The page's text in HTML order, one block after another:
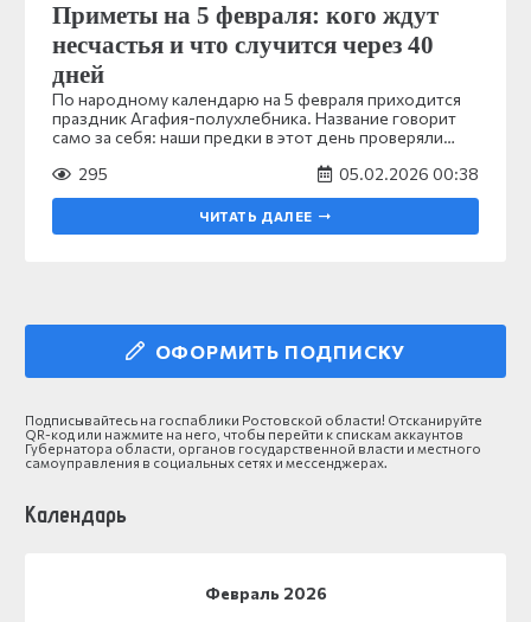
Приметы на 5 февраля: кого ждут
несчастья и что случится через 40
дней
По народному календарю на 5 февраля приходится
праздник Агафия-полухлебника. Название говорит
само за себя: наши предки в этот день проверяли…
295
05.02.2026 00:38
ЧИТАТЬ ДАЛЕЕ
ОФОРМИТЬ ПОДПИСКУ
Подписывайтесь на госпаблики Ростовской области! Отсканируйте
QR-код или нажмите на него, чтобы перейти к спискам аккаунтов
Губернатора области, органов государственной власти и местного
самоуправления в социальных сетях и мессенджерах.
Календарь
Февраль 2026